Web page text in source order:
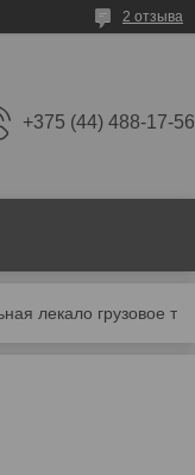
2 отзыва
+375 (44) 488-17-56